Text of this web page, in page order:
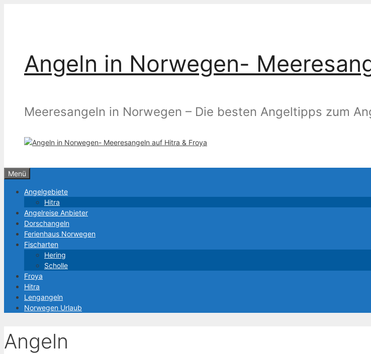
Angeln in Norwegen-
Meeresangeln in Norwegen – Die besten Angeltipps zum
Menü
Angelgebiete
Hitra
Angelreise Anbieter
Dorschangeln
Ferienhaus Norwegen
Fischarten
Hering
Scholle
Froya
Hitra
Lengangeln
Norwegen Urlaub
Angeln